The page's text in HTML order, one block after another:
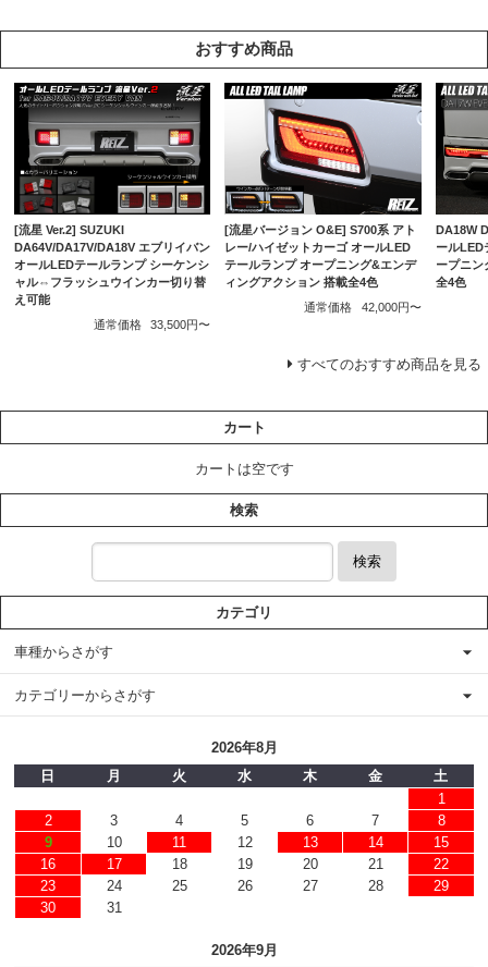
おすすめ商品
[流星 Ver.2] SUZUKI
DA64V/DA17V/DA18V エブリイバン
オールLEDテールランプ シーケンシ
ャル⇔フラッシュウインカー切り替
え可能
通常価格
33,500円〜
[流星バージョン O&E] S700系 アト
レー/ハイゼットカーゴ オールLED
テールランプ オープニング&エンデ
ィングアクション 搭載全4色
通常価格
42,000円〜
DA18W
ールLED
ープニン
全4色
すべてのおすすめ商品を見る
カート
カートは空です
検索
検索
カテゴリ
車種からさがす
カテゴリーからさがす
2026年8月
日
月 火 水 木 金
土
1
2
3 4 5 6 7
8
9
10 11 12 13 14
15
16
17 18 19 20 21
22
23
24 25 26 27 28
29
30
31
2026年9月